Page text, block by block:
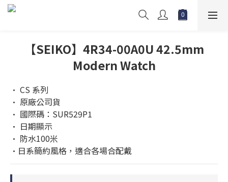
【SEIKO】4R34-00A0U 42.5mm
Modern Watch
• CS 系列
• 原廠公司貨
• 國際碼：SUR529P1
• 日期顯示
• 防水100米
•日系簡約風格，適合各場合配戴